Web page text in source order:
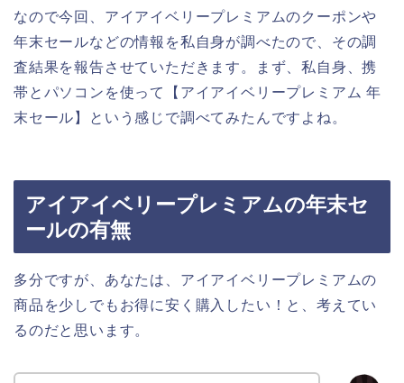
なので今回、アイアイベリープレミアムのクーポンや
年末セールなどの情報を私自身が調べたので、その調
査結果を報告させていただきます。まず、私自身、携
帯とパソコンを使って【アイアイベリープレミアム 年
末セール】という感じで調べてみたんですよね。
アイアイベリープレミアムの年末セ
ールの有無
多分ですが、あなたは、アイアイベリープレミアムの
商品を少しでもお得に安く購入したい！と、考えてい
るのだと思います。